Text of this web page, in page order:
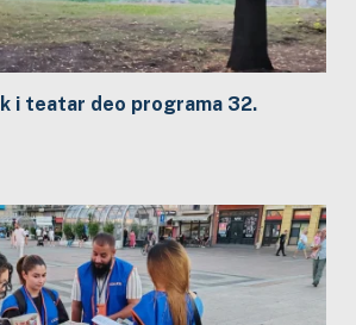
i teatar deo programa 32.